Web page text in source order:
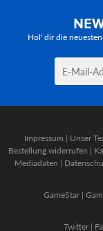
Hol' dir die
Impressum | Unser
Bestellung widerrufen |
Mediadaten |
GameStar|
Twitter |